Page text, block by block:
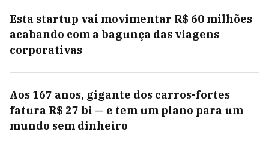
Esta startup vai movimentar R$ 60 milhões
acabando com a bagunça das viagens
corporativas
Aos 167 anos, gigante dos carros-fortes
fatura R$ 27 bi — e tem um plano para um
mundo sem dinheiro